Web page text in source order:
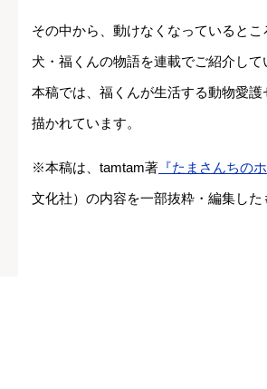
その中から、動けなくなっていると
犬・福くんの物語を連載でご紹介し
本稿では、福くんが生活する動物愛
描かれています。
※本稿は、tamtam著 『たまさんちの
文化社）の内容を一部抜粋・編集した